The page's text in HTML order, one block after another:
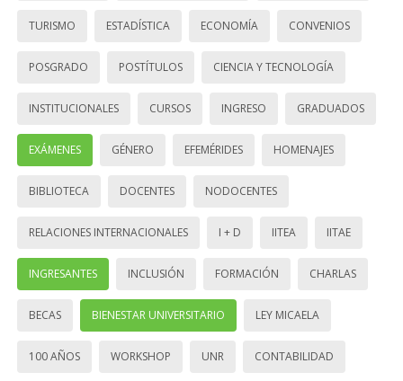
TURISMO ESTADÍSTICA ECONOMÍA CONVENIOS
POSGRADO POSTÍTULOS CIENCIA Y TECNOLOGÍA
INSTITUCIONALES CURSOS INGRESO GRADUADOS
EXÁMENES GÉNERO EFEMÉRIDES HOMENAJES
BIBLIOTECA DOCENTES NODOCENTES
RELACIONES INTERNACIONALES I + D IITEA IITAE
INGRESANTES INCLUSIÓN FORMACIÓN CHARLAS
BECAS BIENESTAR UNIVERSITARIO LEY MICAELA
100 AÑOS WORKSHOP UNR CONTABILIDAD